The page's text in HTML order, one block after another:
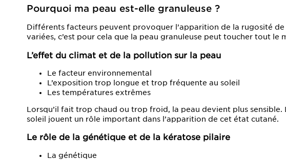
Pourquoi ma peau est-elle granuleuse ?
Différents facteurs peuvent provoquer l’apparition de la rugosité de
variées, c’est pour cela que la peau granuleuse peut toucher tout le
L’effet du climat et de la pollution sur la peau
Le facteur environnemental
L’exposition trop longue et trop fréquente au soleil
Les températures extrêmes
Lorsqu’il fait trop chaud ou trop froid, la peau devient plus sensible.
soleil jouent un rôle important dans l’apparition de cet état cutané.
Le rôle de la génétique et de la kératose pilaire
La génétique